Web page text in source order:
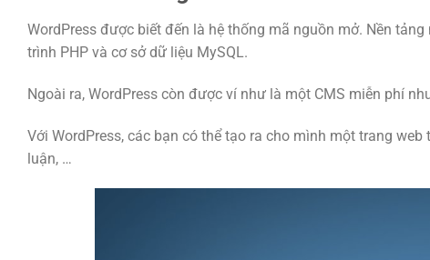
WordPress được biết đến là hệ thống mã nguồn mở. Nền
trình PHP và cơ sở dữ liệu MySQL.
Ngoài ra, WordPress còn được ví như là một CMS miễn phí
Với WordPress, các bạn có thể tạo ra cho mình một trang
luận, …